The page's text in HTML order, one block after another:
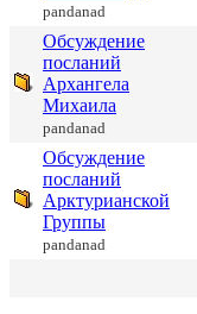
pandanad
Обсуждение
посланий
Архангела
Михаила
pandanad
Обсуждение
посланий
Арктурианской
Группы
pandanad